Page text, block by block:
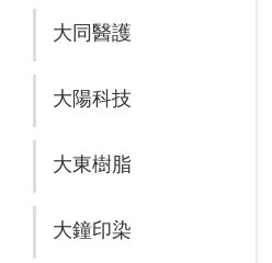
大同醫護
大陽科技
大東樹脂
大鐘印染